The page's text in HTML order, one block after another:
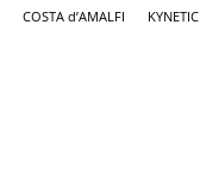
COSTA d’AMALFI KYNETIC